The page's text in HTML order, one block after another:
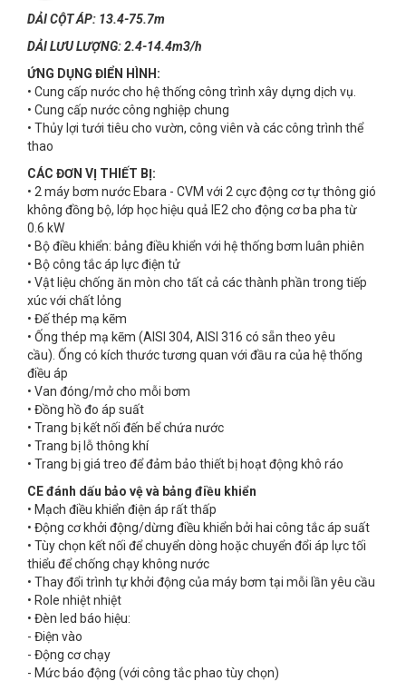
DẢI CỘT ÁP: 13.4-75.7m
DẢI LƯU LƯỢNG: 2.4-14.4m3/h
ỨNG DỤNG ĐIỂN HÌNH:
• Cung cấp nước cho hệ thống công trình xây dựng dịch vụ.
• Cung cấp nước công nghiệp chung
• Thủy lợi tưới tiêu cho vườn, công viên và các công trình thể
thao
CÁC ĐƠN VỊ THIẾT BỊ:
• 2 máy bơm nước Ebara - CVM với 2 cực động cơ tự thông gió
không đồng bộ, lớp học hiệu quả IE2 cho động cơ ba pha từ
0.6 kW
• Bộ điều khiển: bảng điều khiển với hệ thống bơm luân phiên
• Bộ công tắc áp lực điện tử
• Vật liệu chống ăn mòn cho tất cả các thành phần trong tiếp
xúc với chất lỏng
• Đế thép mạ kẽm
• Ống thép mạ kẽm (AISI 304, AISI 316 có sẵn theo yêu
cầu). Ống có kích thước tương quan với đầu ra của hệ thống
điều áp
• Van đóng/mở cho mỗi bơm
• Đồng hồ đo áp suất
• Trang bị kết nối đến bể chứa nước
• Trang bị lỗ thông khí
• Trang bị giá treo để đảm bảo thiết bị hoạt động khô ráo
CE đánh dấu bảo vệ và bảng điều khiển
• Mạch điều khiển điện áp rất thấp
• Động cơ khởi động/dừng điều khiển bởi hai công tắc áp suất
• Tùy chọn kết nối để chuyển dòng hoặc chuyển đổi áp lực tối
thiểu để chống chạy không nước
• Thay đổi trình tự khởi động của máy bơm tại mỗi lần yêu cầu
• Role nhiệt nhiệt
• Đèn led báo hiệu:
- Điện vào
- Động cơ chạy
- Mức báo động (với công tắc phao tùy chọn)